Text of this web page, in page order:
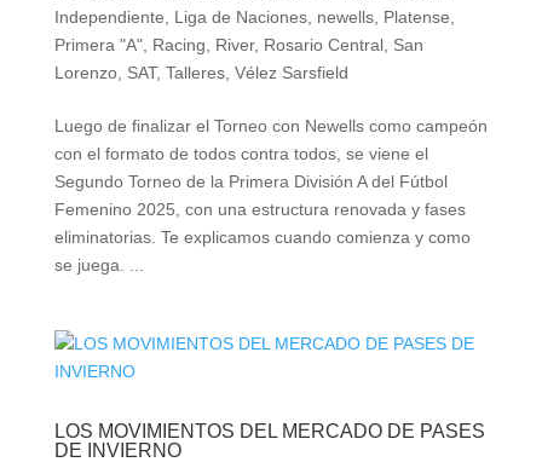
Independiente
Liga de Naciones, newells, Platense
Primera "A", Racing River, Rosario Central, San
Lorenzo, SAT, Talleres, Vélez Sarsfield
Luego de finalizar el Torneo con Newells como campeón
con el formato de todos contra todos, se viene el
Segundo Torneo de la Primera División A del Fútbol
Femenino 2025, con una estructura renovada y fases
eliminatorias. Te explicamos cuando comienza y como
se juega. ...
LOS MOVIMIENTOS DEL MERCADO DE PASES
DE INVIERNO